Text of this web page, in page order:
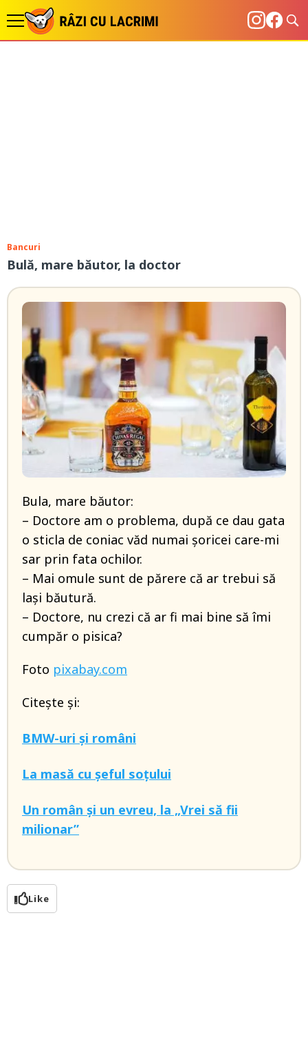
Bancuri
Bulă, mare băutor, la doctor
Bula, mare băutor:
– Doctore am o problema, după ce dau gata
o sticla de coniac văd numai șoricei care-mi
sar prin fata ochilor.
– Mai omule sunt de părere că ar trebui să
lași băutură.
– Doctore, nu crezi că ar fi mai bine să îmi
cumpăr o pisica?
Foto pixabay.com
Citește și:
BMW-uri și români
La masă cu șeful soțului
Un român și un evreu, la „Vrei să fii
milionar”
Like